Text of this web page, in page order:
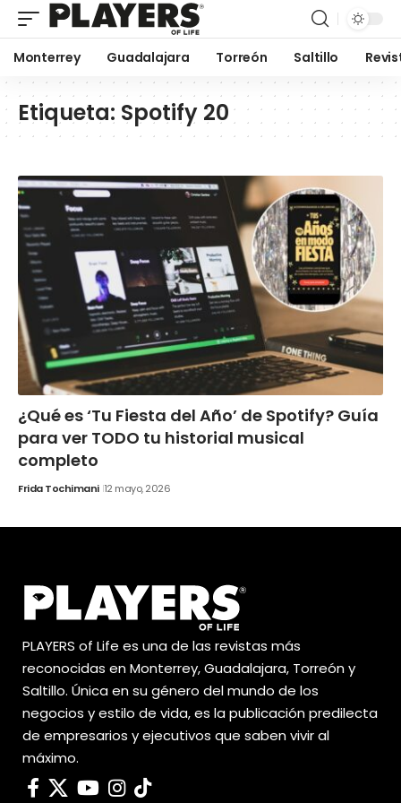
Monterrey Guadalajara Torreón Saltillo
Etiqueta: Spotify 20
¿Qué es ‘Tu Fiesta del Año’ de Spotify? Guía
para ver TODO tu historial musical
completo
Frida Tochimani 12 mayo, 2026
PLAYERS of Life es una de las revistas más
reconocidas en Monterrey, Guadalajara, Torreón y
Saltillo. Única en su género del mundo de los
negocios y estilo de vida, es la publicación predilecta
de empresarios y ejecutivos que saben vivir al
máximo.